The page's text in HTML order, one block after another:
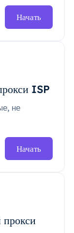
Начать
ISP
не
Начать
прокси